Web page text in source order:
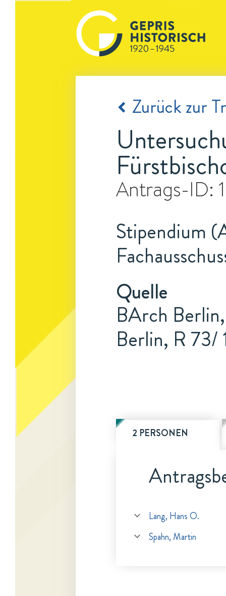
Zurück zur
Antrags-ID:
Stipendium
Quelle
BArch
Berlin, R 73/
2 PERSONEN
Lang, Hans O.
Spahn, Martin